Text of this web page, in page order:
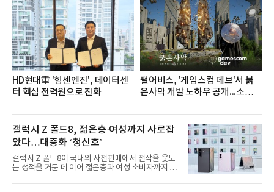
했다. 자극적이지 않으면서도 깊은 닭육수에 마늘의
개운한 풍미를 더했으며, 국물이 잘 배어들면서도 쫄
깃한 식감이 살아있는 칼국수 면발을 정교하게 구현
했다는게 회사측의 설명이다.실제 현장 시식 행사에
서도
HD현대重 '힘센엔진', 데이터센
터 핵심 전력원으로 진화
펄어비스, '게임스컴 데브'서 붉
은사막 개발 노하우 공개...소비자
갤럭시 Z 폴드8, 젊은층·여성까지 사로잡
았다…대중화 ‘청신호’
갤럭시 Z 폴드8이 국내외 사전판매에서 전작을 웃도
는 성적을 거둔 데 이어 젊은층과 여성 소비자까지 빠
산성을 앞세운 기존 폴드의 소비자층에서 벗어나 디